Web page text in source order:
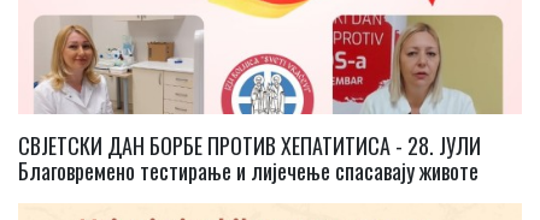
СВЈЕТСКИ ДАН БОРБЕ ПРОТИВ ХЕПАТИТИСА - 28. ЈУЛИ
Благовремено тестирање и лијечење спасавају животе